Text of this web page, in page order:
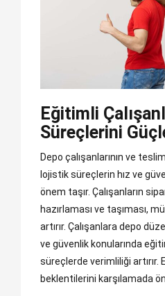
Eğitimli
Süreçlerini
Depo çalışanlarının ve
lojistik süreçlerin hız ve
önem taşır. Çalışanların
hazırlaması ve taşıması,
artırır. Çalışanlara depo
ve güvenlik konularında
süreçlerde verimliliği
beklentilerini karşılamada